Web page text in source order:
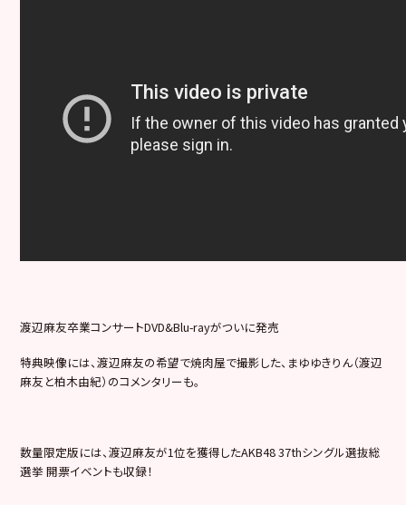
渡辺麻友卒業コンサートDVD&Blu-rayがついに発売
特典映像には、渡辺麻友の希望で焼肉屋で撮影した、まゆゆきりん（渡辺
麻友と柏木由紀）のコメンタリーも。
数量限定版には、渡辺麻友が1位を獲得したAKB48 37thシングル選抜総
選挙 開票イベントも収録！